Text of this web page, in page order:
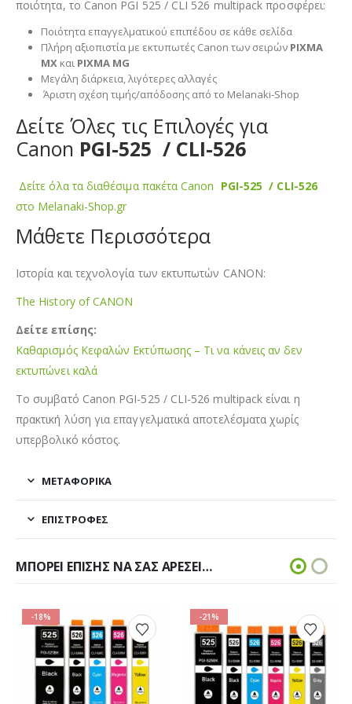
ποιότητα, το Canon PGI 525 / CLI 526 multipack προσφέρει:
Ποιότητα επαγγελματικού επιπέδου σε κάθε σελίδα
Πλήρη αξιοπιστία με εκτυπωτές Canon των σειρών PIXMA
MX και PIXMA MG
Μεγάλη διάρκεια, λιγότερες αλλαγές
Άριστη σχέση τιμής/απόδοσης από το Melanaki-Shop
Δείτε Όλες τις Επιλογές για
Canon PGI-525 / CLI-526
Δείτε όλα τα διαθέσιμα πακέτα Canon PGI-525 / CLI-526
στο Melanaki-Shop.gr
Μάθετε Περισσότερα
Ιστορία και τεχνολογία των εκτυπωτών CANON:
The History of CANON
Δείτε επίσης:
Καθαρισμός Κεφαλών Εκτύπωσης – Τι να κάνεις αν δεν
εκτυπώνει καλά
Το συμβατό Canon PGI-525 / CLI-526 multipack είναι η
πρακτική λύση για επαγγελματικά αποτελέσματα χωρίς
υπερβολικό κόστος.
ΜΕΤΑΦΟΡΙΚΆ
ΕΠΙΣΤΡΟΦΈΣ
ΜΠΟΡΕΊ ΕΠΊΣΗΣ ΝΑ ΣΑΣ ΑΡΈΣΕΙ…
-18% -21%